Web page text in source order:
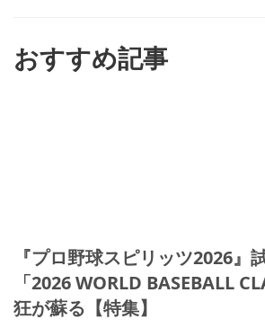
おすすめ記事
『プロ野球スピリッツ2026』
「2026 WORLD BASEBALL
狂が蘇る【特集】